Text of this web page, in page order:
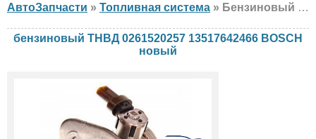
АвтоЗапчасти » Топливная система » Бензиновый ТНВД BOSCH 0261520257 13517642466 BMW, новый
бензиновый ТНВД 0261520257 13517642466 BOSCH
новый